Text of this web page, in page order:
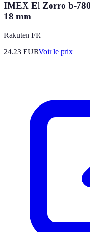
IMEX El Zorro b-
18 mm
Rakuten FR
24.23 EURVoir le prix